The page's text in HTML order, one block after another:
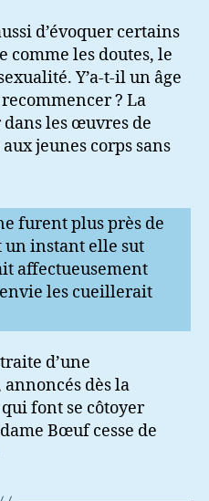
d’évoquer certains
comme les doutes, le
Y’a-t-il un âge
? La
les œuvres de
jeunes corps sans
furent plus près de
un instant elle sut
affectueusement
les cueillerait
d’une
dès la
font se côtoyer
Bœuf cesse de